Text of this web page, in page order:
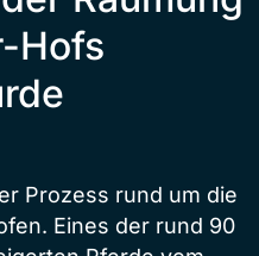
Hofs
Prozess rund um die
Eines der rund 90